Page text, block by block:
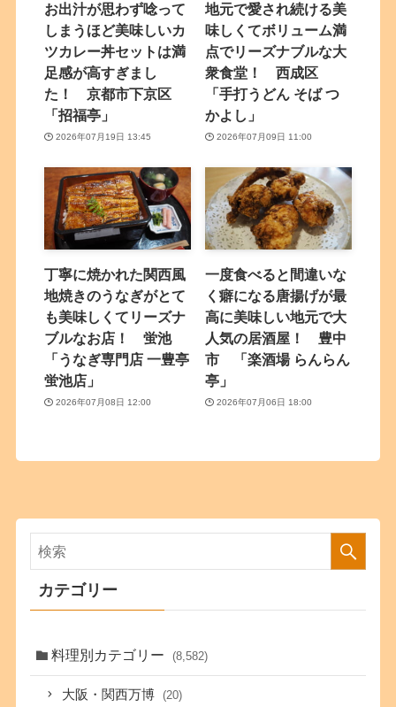
お出汁が思わず唸って
しまうほど美味しいカ
ツカレー丼セットは満
足感が高すぎまし
た！ 京都市下京区
「招福亭」
2026年07月19日 13:45
地元で愛され続ける美
味しくてボリューム満
点でリーズナブルな大
衆食堂！ 西成区
「手打うどん そば つ
かよし」
2026年07月09日 11:00
丁寧に焼かれた関西風
地焼きのうなぎがとて
も美味しくてリーズナ
ブルなお店！ 蛍池
「うなぎ専門店 一豊亭
蛍池店」
2026年07月08日 12:00
一度食べると間違いな
く癖になる唐揚げが最
高に美味しい地元で大
人気の居酒屋！ 豊中
市 「楽酒場 らんらん
亭」
2026年07月06日 18:00
カテゴリー
料理別カテゴリー (8,582)
大阪・関西万博 (20)